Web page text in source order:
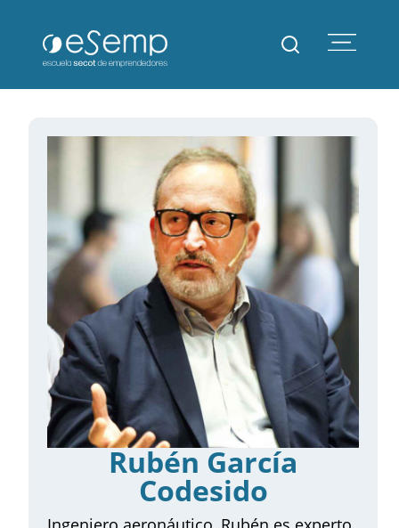
Escuela SECOT de
Emprendedores – eSemp
Cursos
Claustro de Profesores
¿Por qué elegir eSemp?
Testimonios
Rubén García
Codesido